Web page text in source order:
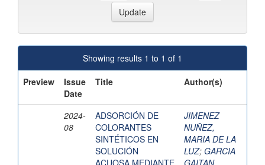
Showing results 1 to 1 of 1
Preview
Issue
Date
Title Author(s)
2024-
08
ADSORCIÓN DE
COLORANTES
SINTÉTICOS EN
SOLUCIÓN
JIMENEZ
NUÑEZ,
MARIA DE LA
LUZ; GARCIA